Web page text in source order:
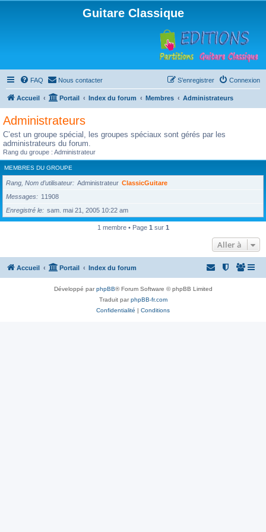
Guitare Classique
FAQ Nous contacter Connexion
S’enregistrer
Accueil Portail Index du forum Membres Administrateurs
Administrateurs
C’est un groupe spécial, les groupes spéciaux sont gérés par les
administrateurs du forum.
Rang du groupe : Administrateur
MEMBRES DU GROUPE
Rang, Nom d’utilisateur Administrateur ClassicGuitare
Messages
11908
Enregistré le
sam. mai 21, 2005 10:22 am
1 membre • Page 1 sur 1
Aller à
Accueil Portail Index du forum
Développé parphpBB® Forum Software © phpBB Limited
Traduit parphpBB-fr.com
Confidentialité | Conditions